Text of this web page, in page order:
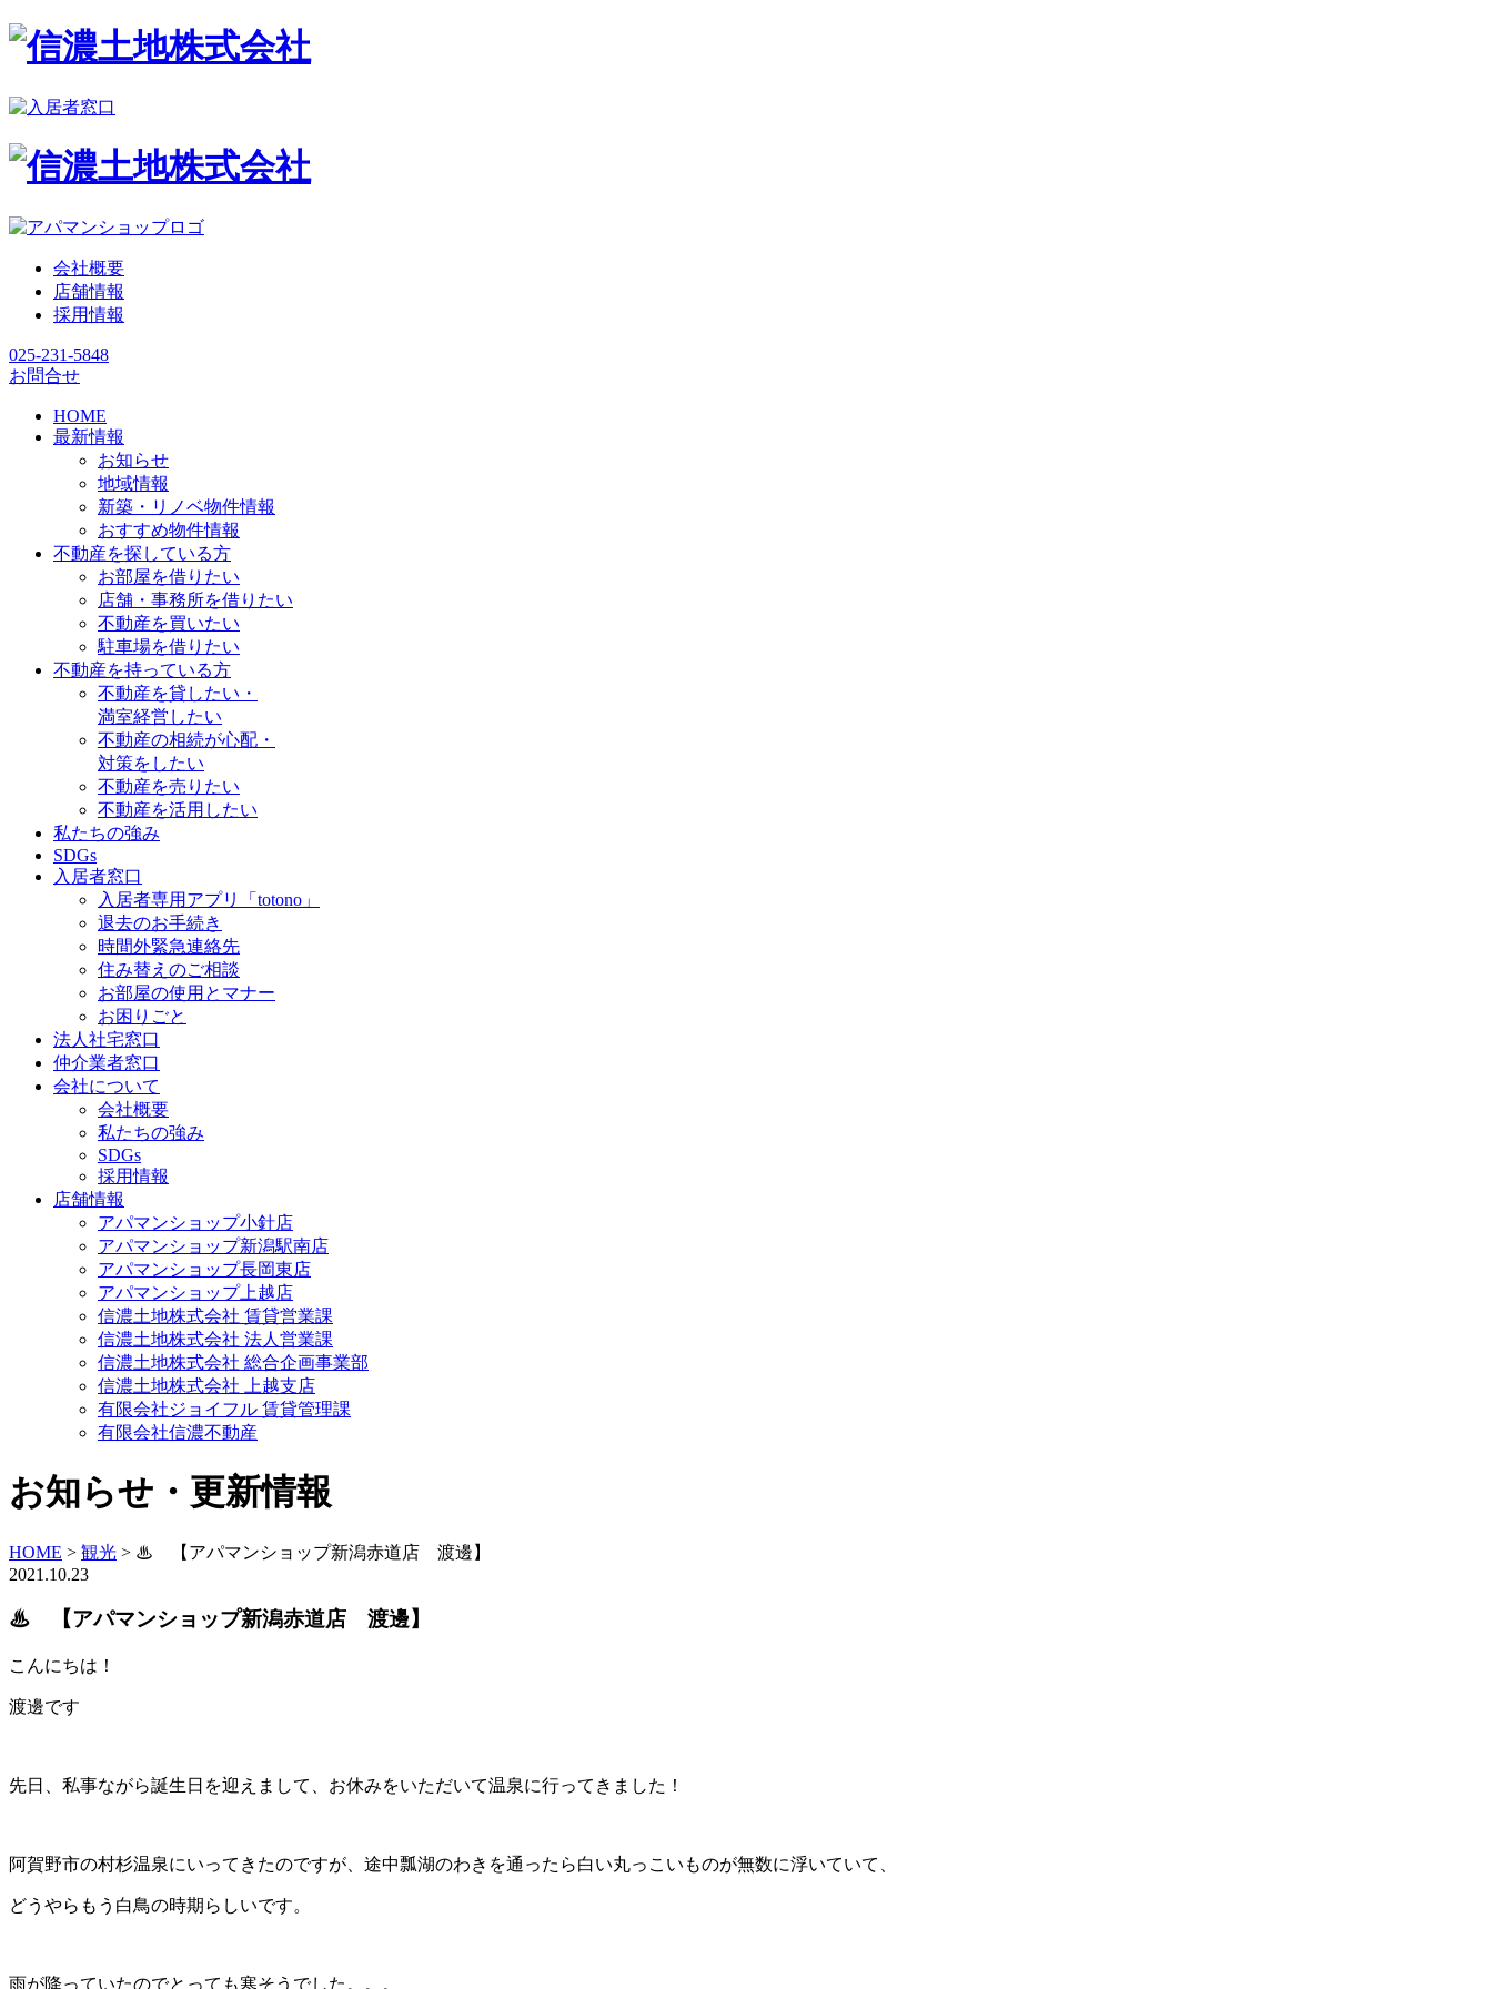
会社概要
店舗情報
採用情報
025-231-5848
お問合せ
HOME
最新情報
お知らせ
地域情報
新築・リノベ物件情報
おすすめ物件情報
不動産を探している方
お部屋を借りたい
店舗・事務所を借りたい
不動産を買いたい
駐車場を借りたい
不動産を持っている方
不動産を貸したい・
満室経営したい
不動産の相続が心配・
対策をしたい
不動産を売りたい
不動産を活用したい
私たちの強み
SDGs
入居者窓口
入居者専用アプリ「totono」
退去のお手続き
時間外緊急連絡先
住み替えのご相談
お部屋の使用とマナー
お困りごと
法人社宅窓口
仲介業者窓口
会社について
会社概要
私たちの強み
SDGs
採用情報
店舗情報
アパマンショップ小針店
アパマンショップ新潟駅南店
アパマンショップ長岡東店
アパマンショップ上越店
信濃土地株式会社 賃貸営業課
信濃土地株式会社 法人営業課
信濃土地株式会社 総合企画事業部
信濃土地株式会社 上越支店
有限会社ジョイフル 賃貸管理課
有限会社信濃不動産
お知らせ・更新情報
HOME > 観光 > ♨ 【アパマンショップ新潟赤道店 渡邊】
2021.10.23
♨ 【アパマンショップ新潟赤道店 渡邊】
こんにちは！
渡邊です
先日、私事ながら誕生日を迎えまして、お休みをいただいて温泉に行ってきました！
阿賀野市の村杉温泉にいってきたのですが、途中瓢湖のわきを通ったら白い丸っこいものが無数に浮いていて、
どうやらもう白鳥の時期らしいです。
雨が降っていたのでとっても寒そうでした。。。